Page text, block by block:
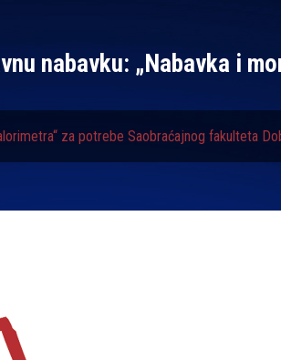
nabavku: „Nabavka i
za potrebe Saobraćajnog fakulteta